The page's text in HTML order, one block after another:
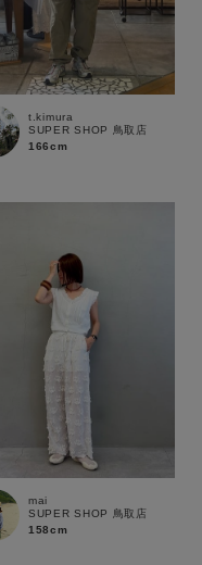
t.kimura
SUPER SHOP 鳥取店
166cm
mai
SUPER SHOP 鳥取店
158cm